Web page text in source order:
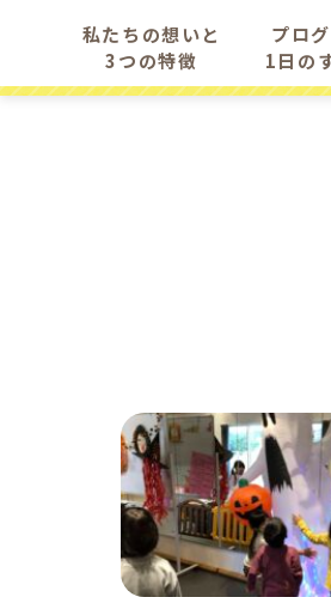
私たちの想いと
3つの特徴
プロ
1日の